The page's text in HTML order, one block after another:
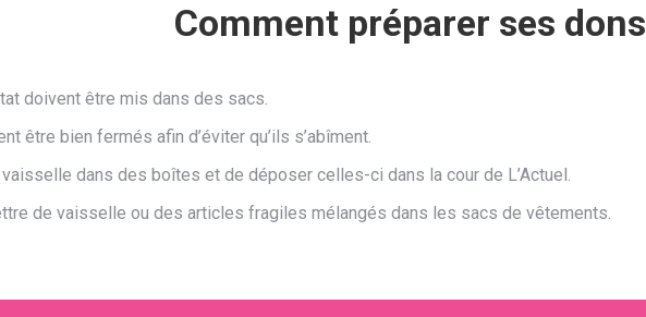
Comment préparer ses dons
doivent être mis dans des sacs.
être bien fermés afin d’éviter qu’ils s’abîment.
dans des boîtes et de déposer celles-ci dans la cour de L’Actuel.
de vaisselle ou des articles fragiles mélangés dans les sacs de vêtements.